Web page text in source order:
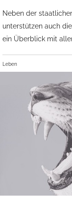
Neben der
unterstützen auch
ein Überblick mit
Leben